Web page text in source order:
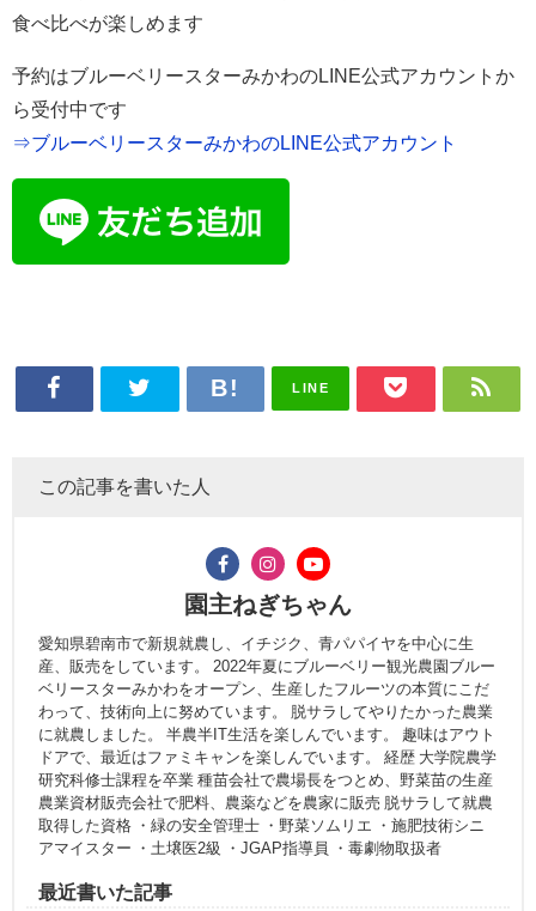
食べ比べが楽しめます
予約はブルーベリースターみかわのLINE公式アカウントか
ら受付中です
⇒ブルーベリースターみかわのLINE公式アカウント
LINE
この記事を書いた人
園主ねぎちゃん
愛知県碧南市で新規就農し、イチジク、青パパイヤを中心に生
産、販売をしています。 2022年夏にブルーベリー観光農園ブルー
ベリースターみかわをオープン、生産したフルーツの本質にこだ
わって、技術向上に努めています。 脱サラしてやりたかった農業
に就農しました。 半農半IT生活を楽しんでいます。 趣味はアウト
ドアで、最近はファミキャンを楽しんでいます。 経歴 大学院農学
研究科修士課程を卒業 種苗会社で農場長をつとめ、野菜苗の生産
農業資材販売会社で肥料、農薬などを農家に販売 脱サラして就農
取得した資格 ・緑の安全管理士 ・野菜ソムリエ ・施肥技術シニ
アマイスター ・土壌医2級 ・JGAP指導員 ・毒劇物取扱者
最近書いた記事